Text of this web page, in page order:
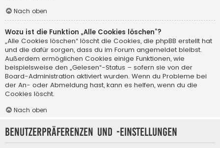
Nach oben
Wozu ist die Funktion „Alle Cookies löschen“?
„Alle Cookies löschen“ löscht die Cookies, die phpBB erstellt hat
und die dafür sorgen, dass du im Forum angemeldet bleibst.
Außerdem ermöglichen Cookies einige Funktionen, wie
beispielsweise den „Gelesen“-Status – sofern sie von der
Board-Administration aktiviert wurden. Wenn du Probleme bei
der An- oder Abmeldung hast, kann es helfen, wenn du die
Cookies löscht.
Nach oben
Benutzerpräferenzen und -einstellungen